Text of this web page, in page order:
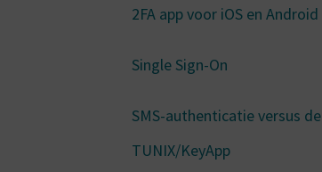
2FA app voor iOS en Android
Single Sign-On
SMS-authenticatie versus de
TUNIX/KeyApp